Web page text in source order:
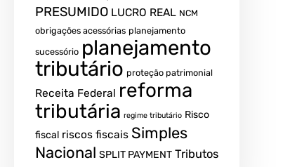
PRESUMIDO LUCRO REAL NCM
obrigações acessórias planejamento
sucessório planejamento
tributário proteção patrimonial
Receita Federal reforma
tributária regime tributário Risco
fiscal riscos fiscais Simples
Nacional SPLIT PAYMENT Tributos